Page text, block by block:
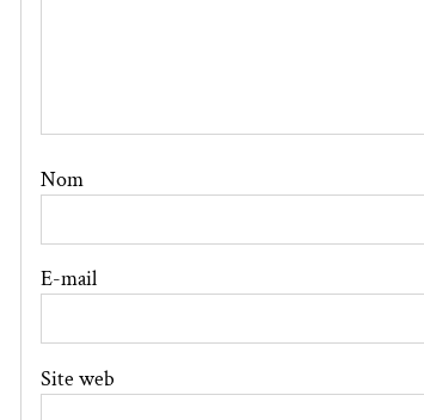
Nom
E-mail
Site web